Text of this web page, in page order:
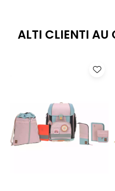
ALTI CLIENTI AU